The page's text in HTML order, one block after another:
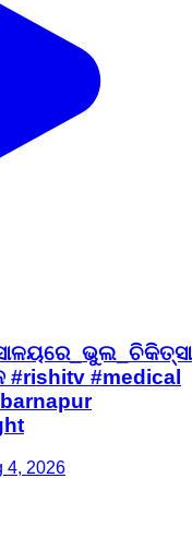
#rishitv #medical
4, 2026